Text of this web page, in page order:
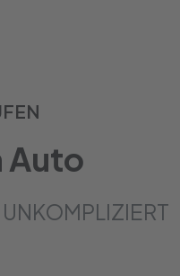
Auto